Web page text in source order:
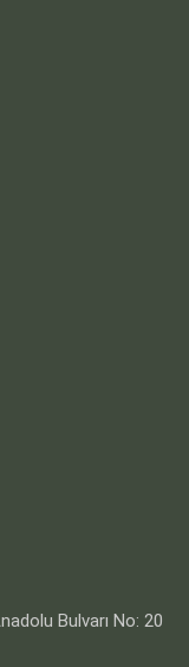
Bulvarı No: 20